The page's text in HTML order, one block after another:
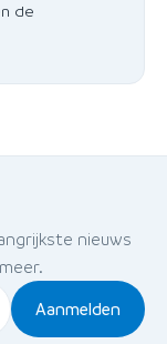
de
nieuws
Aanmelden